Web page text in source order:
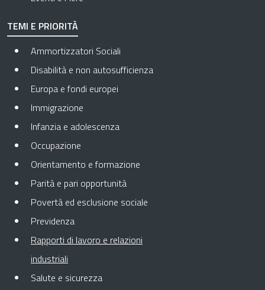
TEMI E PRIORITÀ
Ammortizzatori Sociali
Disabilità e non autosufficienza
Europa e fondi europei
Immigrazione
Infanzia e adolescenza
Occupazione
Orientamento e formazione
Parità e pari opportunità
Povertà ed esclusione sociale
Previdenza
Rapporti di lavoro e relazioni
industriali
Salute e sicurezza